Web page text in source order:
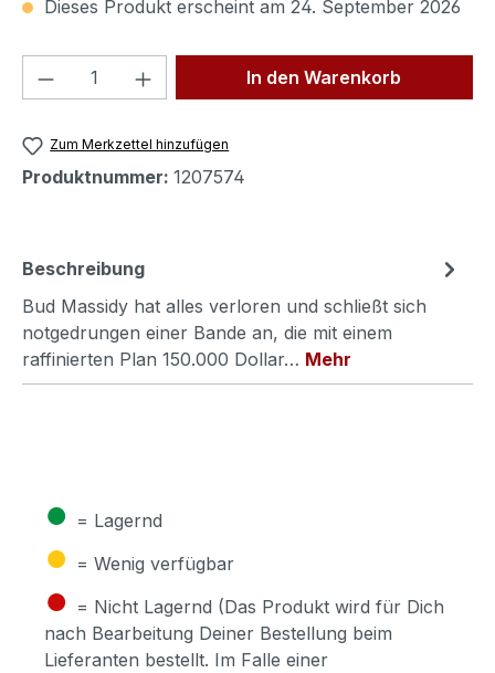
Dieses Produkt erscheint am 24. September 2026
Produkt Anzahl: Gib denIn den Warenkorb
Zum Merkzettel hinzufügen
Produktnummer: 1207574
Beschreibung
Bud Massidy hat alles verloren und schließt sich
notgedrungen einer Bande an, die mit einem
raffinierten Plan 150.000 Dollar… Mehr
● = Lagernd
● = Wenig verfügbar
● = Nicht Lagernd (Das Produkt wird für Dich
nach Bearbeitung Deiner Bestellung beim
Lieferanten bestellt. Im Falle einer